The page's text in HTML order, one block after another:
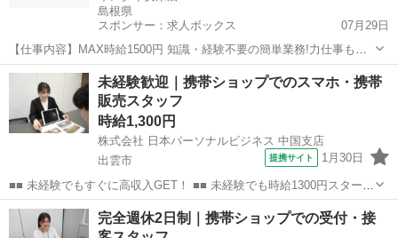
島根県
スポンサー：求人ボックス
07月29日
【仕事内容】MAX時給1500円 知識・経験不要の簡単業務!力仕事もあ
りません! 1日5h～、週3日～応相談 仕事内容: パチンコ店でのホール接
客 店内、遊技台のお掃除、景品交換やお席案内など、とっても簡単&
シンプルな業務です。未...
アルバイト・パート
未経験歓迎｜携帯ショップでのスマホ・携帯
販売スタッフ
時給1,300円
株式会社 日本パーソナルビジネス 中国支店
出雲市
提携サイト 1月30日
■■ 未経験でもすぐに高収入GET！ ■■ 未経験でも時給1300円スタート
なので、すぐに高収入!! 社員登用制度もあるので、ゆくゆくは社員に
なんてキャリアアップも目指せます!! ■■ 来社不要！カンタン電話登
島根 出雲市 店長
完全週休2日制｜携帯ショップでの受付・接